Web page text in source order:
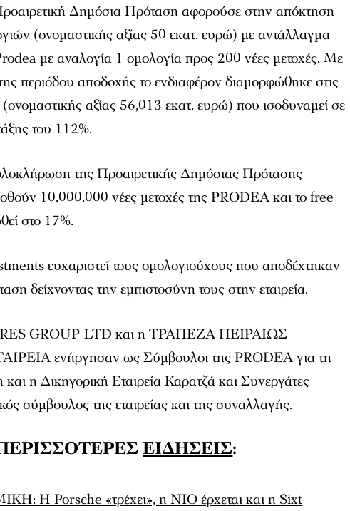
Δημόσια Πρόταση αφορούσε στην απόκτηση
(ονομαστικής αξίας 50 εκατ. ευρώ) με αντάλλαγμα
με αναλογία 1 ομολογία προς 200 νέες μετοχές. Με
περιόδου αποδοχής το ενδιαφέρον διαμορφώθηκε στις
αξίας 56,013 εκατ. ευρώ) που ισοδυναμεί σε
του 112%.
της Προαιρετικής Δημόσιας Πρότασης
10.000.000 νέες μετοχές της PRODEA και το free
στο 17%.
ευχαριστεί τους ομολογιούχους που αποδέχτηκαν
δείχνοντας την εμπιστοσύνη τους στην εταιρεία.
GROUP LTD και η ΤΡΑΠΕΖΑ ΠΕΙΡΑΙΩΣ
ενήργησαν ως Σύμβουλοι της PRODEA για τη
η Δικηγορική Εταιρεία Καρατζά και Συνεργάτες
σύμβουλος της εταιρείας και της συναλλαγής.
ΕΙΔΗΣΕΙΣ:
Η Porsche «τρέχει», η NIO έρχεται και η Sixt